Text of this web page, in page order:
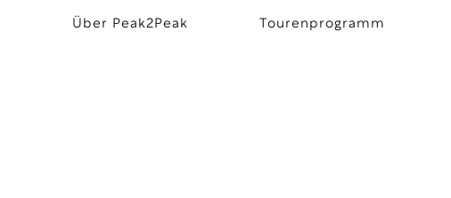
Über Peak2Peak Tourenprogramm